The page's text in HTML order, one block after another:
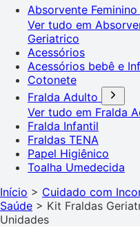
Absorvente Feminino
Ver tudo em
Geriatrico
Acessórios
Acessórios bebê e
Cotonete
Fralda Adulto
Ver tudo em Fralda
Fralda Infantil
Fraldas TENA
Papel Higiênico
Toalha Umedecida
Início > Cuidado com
Saúde > Kit Fraldas
Unidades